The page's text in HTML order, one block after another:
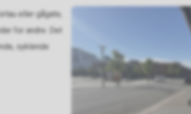
eller gågate,
for andre. Det
syklende